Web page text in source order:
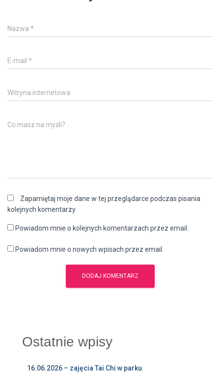
Nazwa *
E-mail *
Witryna internetowa
Co masz na myśli?
Zapamiętaj moje dane w tej przeglądarce podczas pisania
kolejnych komentarzy.
Powiadom mnie o kolejnych komentarzach przez email.
Powiadom mnie o nowych wpisach przez email.
Ostatnie wpisy
16.06.2026 – zajęcia Tai Chi w parku